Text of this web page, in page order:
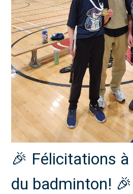
🎉 Félicitations
du badminton! 🎉